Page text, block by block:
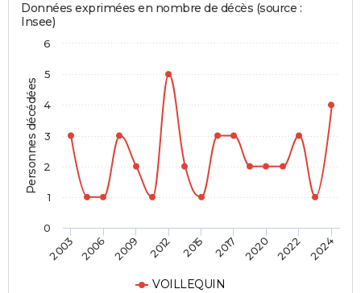
Personnes décédées
Données exprimées en nombre de décès (source :
Insee)
VOILLEQUIN
2003 2006 2009 2012 2015 2017 2020 2022 2024
0
1
2
3
4
5
6